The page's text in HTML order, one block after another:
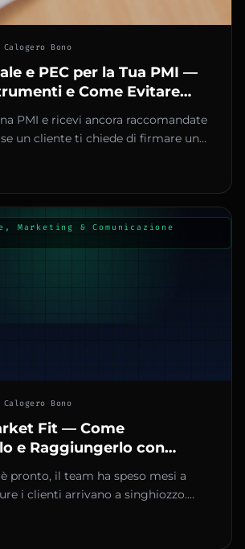
Bono
e PEC per la Tua PMI —
e Come Evitare
PMI e ricevi ancora raccomandate
un cliente ti chiede di firmare un
Marketing & Comunicazione
Bono
Fit — Come
e Raggiungerlo con
pronto, il team ha speso mesi a
i clienti arrivano a singhiozzo.